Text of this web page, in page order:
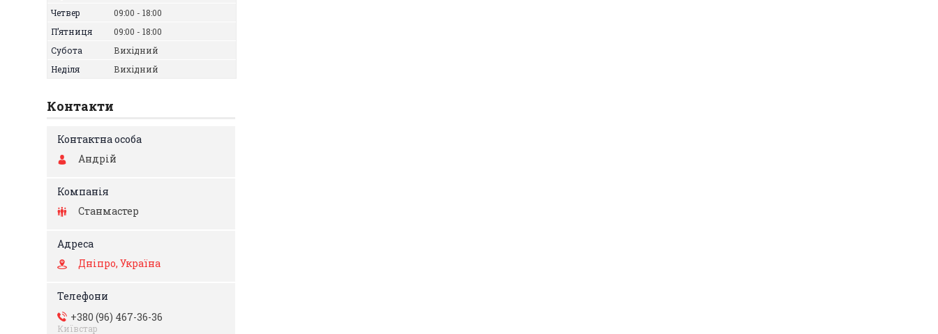
Четвер
09:00
18:00
Пʼятниця
09:00
18:00
Субота
Вихідний
Неділя
Вихідний
Контакти
Андрій
Станмастер
Дніпро, Україна
+380 (96) 467-36-36
Київстар